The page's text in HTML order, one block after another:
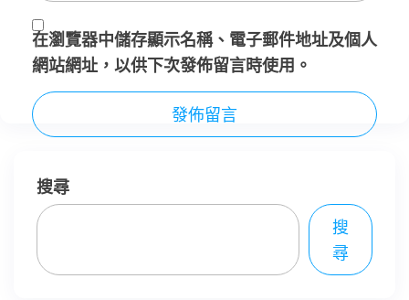
在瀏覽器中儲存顯示名稱、電子郵件地址及個人
網站網址，以供下次發佈留言時使用。
搜尋
搜
尋